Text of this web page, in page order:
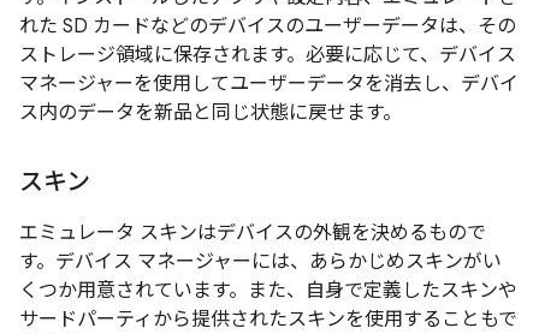
れた SD カードなどのデバイスのユーザーデータは、その
ストレージ領域に保存されます。必要に応じて、デバイス
マネージャーを使用してユーザーデータを消去し、デバイ
ス内のデータを新品と同じ状態に戻せます。
スキン
エミュレータ スキンはデバイスの外観を決めるもので
す。デバイス マネージャーには、あらかじめスキンがい
くつか用意されています。また、自身で定義したスキンや
サードパーティから提供されたスキンを使用することもで